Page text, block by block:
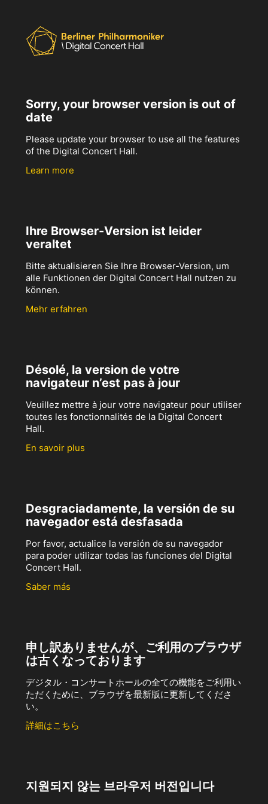
Sorry, your browser version is out of
date
Please update your browser to use all the features
of the Digital Concert Hall.
Learn more
Ihre Browser-Version ist leider
veraltet
Bitte aktualisieren Sie Ihre Browser-Version, um
alle Funktionen der Digital Concert Hall nutzen zu
können.
Mehr erfahren
Désolé, la version de votre
navigateur n’est pas à jour
Veuillez mettre à jour votre navigateur pour utiliser
toutes les fonctionnalités de la Digital Concert
Hall.
En savoir plus
Desgraciadamente, la versión de su
navegador está desfasada
Por favor, actualice la versión de su navegador
para poder utilizar todas las funciones del Digital
Concert Hall.
Saber más
申し訳ありませんが、ご利用のブラウザ
は古くなっております
デジタル・コンサートホールの全ての機能をご利用い
ただくために、ブラウザを最新版に更新してくださ
い。
詳細はこちら
지원되지 않는 브라우저 버전입니다